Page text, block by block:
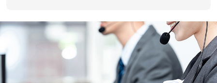
完善的售前售后服务
本公司免费上门调研，客户可以全程参与，服务人